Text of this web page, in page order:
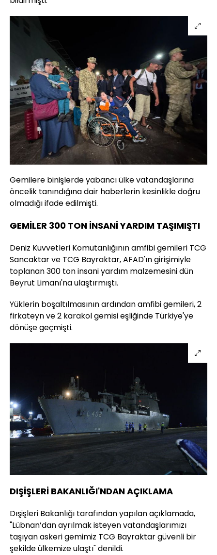
Gemilere binişlerde yabancı ülke vatandaşlarına
öncelik tanındığına dair haberlerin kesinlikle doğru
olmadığı ifade edilmişti.
GEMİLER 300 TON İNSANİ YARDIM TAŞIMIŞTI
Deniz Kuvvetleri Komutanlığının amfibi gemileri TCG
Sancaktar ve TCG Bayraktar, AFAD'ın girişimiyle
toplanan 300 ton insani yardım malzemesini dün
Beyrut Limanı'na ulaştırmıştı.
Yüklerin boşaltılmasının ardından amfibi gemileri, 2
firkateyn ve 2 karakol gemisi eşliğinde Türkiye'ye
dönüşe geçmişti.
DIŞİŞLERİ BAKANLIĞI'NDAN AÇIKLAMA
Dışişleri Bakanlığı tarafından yapılan açıklamada,
"Lübnan’dan ayrılmak isteyen vatandaşlarımızı
taşıyan askeri gemimiz TCG Bayraktar güvenli bir
şekilde ülkemize ulaştı" denildi.